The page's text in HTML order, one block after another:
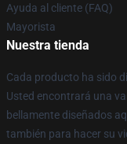
Ayuda al cliente (FAQ)
Mayorista
Nuestra tienda
Cada producto ha sido
Usted encontrará una
bellamente diseñados
también para hacer su